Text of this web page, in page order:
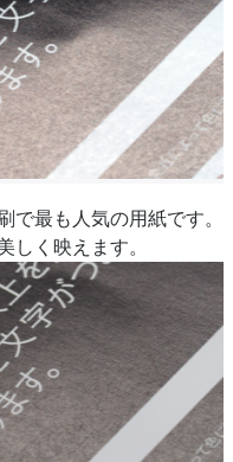
で最も人気の用紙です。
しく映えます。